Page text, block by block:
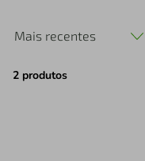
Mais recentes
2 produtos
perfume
4º air fryer